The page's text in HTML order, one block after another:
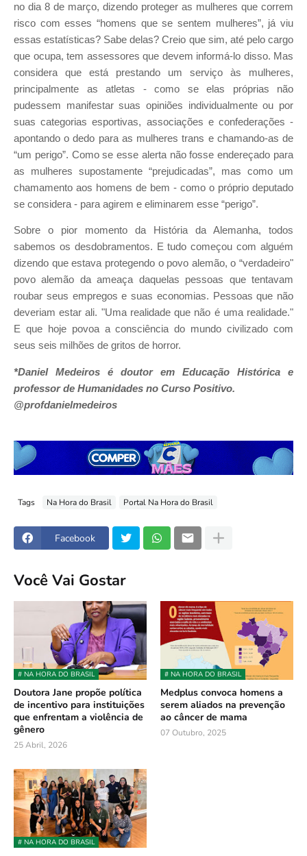
no dia 8 de março, dizendo proteger as mulheres que correm
risco com esses “homens que se sentem mulheres”, já viu
essas estatísticas? Sabe delas? Creio que sim, até pelo cargo
que ocupa, tem assessores que devem informá-lo disso. Mas
considera que está prestando um serviço às mulheres,
principalmente as atletas - como se elas próprias não
pudessem manifestar suas opiniões individualmente ou por
suas categorias esportivas, associações e confederações -
apontando o dedo para as mulheres trans e chamando-as de
“um perigo”. Como se esse alerta não fosse endereçado para
as mulheres supostamente “prejudicadas”, mas como um
chamamento aos homens de bem - como o próprio deputado
se considera - para agirem e eliminarem esse “perigo”.
Sobre o pior momento da História da Alemanha, todos
sabemos os desdobramentos. E tudo começou com alguém
dizendo que estava protegendo o povo alemão, o “verdadeiro"
povo alemão da ameaça daquelas pessoas que tentavam
roubar seus empregos e suas economias. Pessoas que não
deveriam estar ali. "Uma realidade que não é uma realidade."
E que hoje povoa a consciência do mundo civilizado com
seus seis milhões de gritos de horror.
*Daniel Medeiros é doutor em Educação Histórica e
professor de Humanidades no Curso Positivo.
@profdanielmedeiros
Tags Na Hora do Brasil Portal Na Hora do Brasil
Facebook
Você Vai Gostar
# NA HORA DO BRASIL
Doutora Jane propõe política
de incentivo para instituições
que enfrentam a violência de
gênero
25 Abril, 2026
# NA HORA DO BRASIL
Medplus convoca homens a
serem aliados na prevenção
ao câncer de mama
07 Outubro, 2025
# NA HORA DO BRASIL